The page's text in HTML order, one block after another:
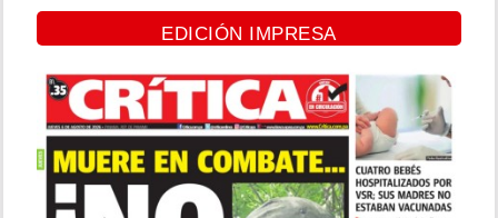
EDICIÓN IMPRESA